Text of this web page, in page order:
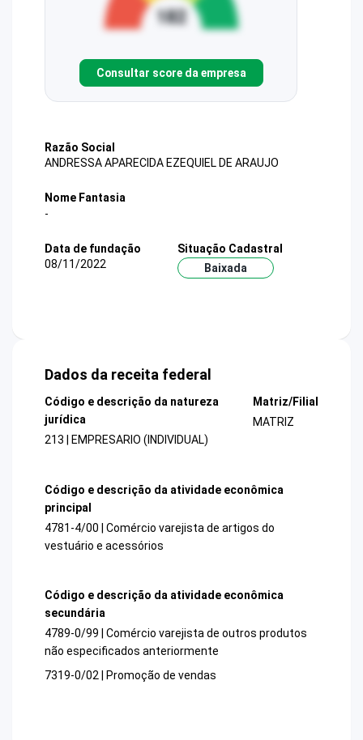
Consultar score da empresa
Razão Social
ANDRESSA APARECIDA EZEQUIEL DE ARAUJO
Nome Fantasia
-
Data de fundação
08/11/2022
Situação Cadastral
Baixada
Dados da receita federal
Código e descrição da natureza
jurídica
213 | EMPRESARIO (INDIVIDUAL)
Matriz/Filial
MATRIZ
Código e descrição da atividade econômica
principal
4781-4/00 | Comércio varejista de artigos do
vestuário e acessórios
Código e descrição da atividade econômica
secundária
4789-0/99 | Comércio varejista de outros produtos
não especificados anteriormente
7319-0/02 | Promoção de vendas